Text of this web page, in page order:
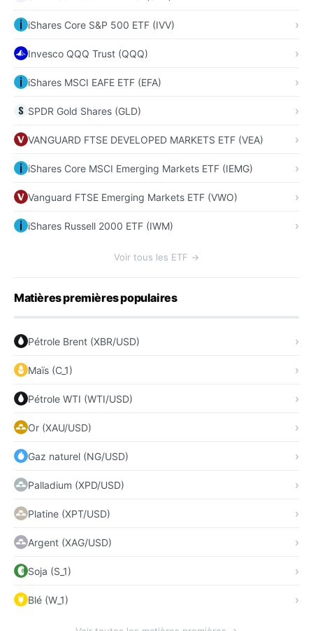
iShares Core S&P 500 ETF (IVV)
Invesco QQQ Trust (QQQ)
iShares MSCI EAFE ETF (EFA)
SPDR Gold Shares (GLD)
VANGUARD FTSE DEVELOPED MARKETS ETF (VEA)
iShares Core MSCI Emerging Markets ETF (IEMG)
Vanguard FTSE Emerging Markets ETF (VWO)
iShares Russell 2000 ETF (IWM)
Voir tous les ETF →
Matières premières populaires
Pétrole Brent (XBR/USD)
Maïs (C_1)
Pétrole WTI (WTI/USD)
Or (XAU/USD)
Gaz naturel (NG/USD)
Palladium (XPD/USD)
Platine (XPT/USD)
Argent (XAG/USD)
Soja (S_1)
Blé (W_1)